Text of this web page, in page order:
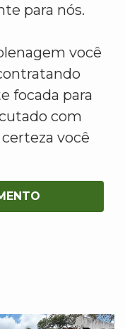
para nós.
você
focada para
com
você